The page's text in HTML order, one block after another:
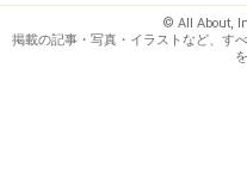
© All About,
掲載の記事・写真・イラストなど、す